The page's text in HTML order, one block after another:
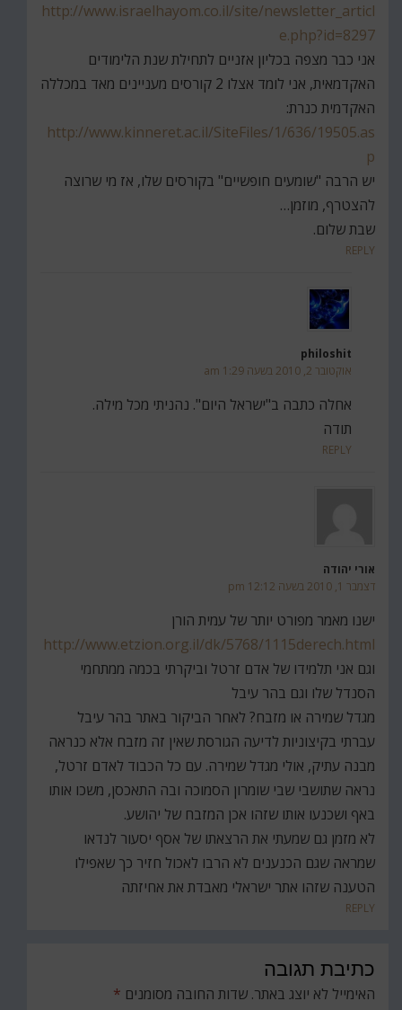
http://www.israelhayom.co.il/site/newsletter_articl
e.php?id=8297
אני כבר מצפה בכליון אזניים לתחילת שנת הלימודים
האקדמאית, אני לומד אצלו 2 קורסים מעניינים מאד במכללה
האקדמית כנרת:
http://www.kinneret.ac.il/SiteFiles/1/636/19505.as
p
יש הרבה "שומעים חופשיים" בקורסים שלו, אז מי שרוצה
להצטרף, מוזמן…
שבת שלום.
REPLY
philoshit
אוקטובר 2, 2010 בשעה 1:29 am
אחלה כתבה ב"ישראל היום". נהניתי מכל מילה.
תודה
REPLY
אורי יהודה
דצמבר 1, 2010 בשעה 12:12 pm
ישנו מאמר מפורט יותר של עמית הורן
http://www.etzion.org.il/dk/5768/1115derech.html
וגם אני תלמידו של אדם זרטל וביקרתי בכמה ממתחמי
הסנדל שלו וגם בהר עיבל
מגדל שמירה או מזבח? לאחר הביקור באתר בהר עיבל
עברתי בקיצוניות לדיעה הגורסת שאין זה מזבח אלא כנראה
מבנה עתיק, אולי מגדל שמירה. עם כל הכבוד לאדם זרטל,
נראה שתושבי שבי שומרון הסמוכה ובה התאכסן, משכו אותו
באף ושכנעו אותו שזהו אכן המזבח של יהושע.
לא מזמן גם שמעתי את הרצאתו של אסף יסעור לנדאו
שמראה שגם הכנענים לא הרבו לאכול חזיר כך שאפילו
הטענה שזהו אתר ישראלי מאבדת את אחיזתה
REPLY
כתיבת תגובה
האימייל לא יוצג באתר. שדות החובה מסומנים *